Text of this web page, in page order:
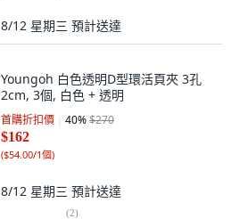
8/12 星期三 預計送達
Youngoh 白色透明D型環活頁夾 3孔
2cm, 3個, 白色 + 透明
首購折扣價 40%$270
$162
($54.00/1個)
8/12 星期三 預計送達
(2)